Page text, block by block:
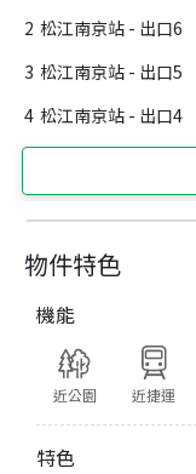
物件特色
機能
近公園 近捷運
特色
2 松江南京站 - 出口6
3 松江南京站 - 出口5
4 松江南京站 - 出口4